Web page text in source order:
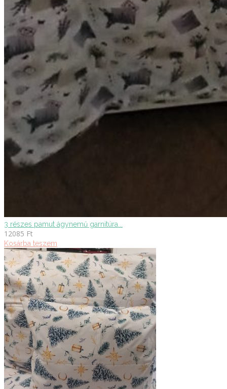
3 részes pamut ágynemű garnitúra...
12085 Ft
Kosárba teszem